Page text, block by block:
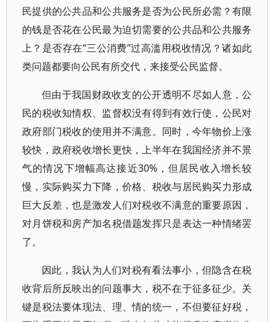
民提供的公共品和公共服务是否为公民所必需？有限
的钱是否花在公民最为迫切需要的公共品和公共服务
上？是否存在“三公消费”过高滥用税收情况？诸如此
类问题都要向公民有所交代，来接受公民监督。
但由于我国财政收支的公开透明不尽如人意，公
民的税收知情权、监督权没有得到有效行使，公民对
政府部门税收的使用并不满意。同时，今年物价上涨
较快，政府税收增长更快，上半年在我国经济并不景
气的情况下增幅高达接近30%，但居民收入增长较
慢，实际购买力下降，价格、税收与居民购买力形成
巨大反差，也是激发人们对税收不满意的重要原因，
对月饼税和房产加名税借题发挥只是表达一种情绪罢
了。
因此，我认为人们对税有看法事小，但隐含在税
收背后所反映出的问题事大，税不在于征多征少。关
键是税法要体现法、理、情的统一，不但要征好税，